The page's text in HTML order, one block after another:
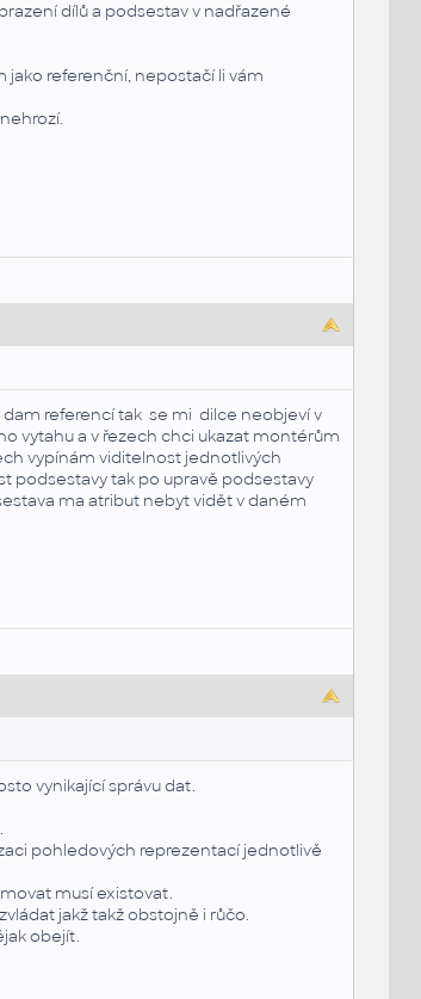
dílů a podsestav v nadřazené
referenční, nepostačí li vám
referencí tak se mi dilce neobjeví v
vytahu a v řezech chci ukazat montérům
vypínám viditelnost jednotlivých
podsestavy tak po upravě podsestavy
ma atribut nebyt vidět v daném
vynikající správu dat.
pohledových reprezentací jednotlivě
musí existovat.
jakž takž obstojně i růčo.
obejít.